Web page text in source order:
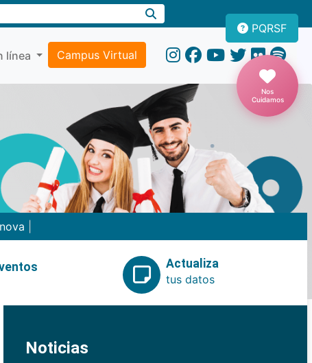
línea Campus Virtual
PQRSF
Nos
Cuidamos
Actualiza
tus datos
Noticias